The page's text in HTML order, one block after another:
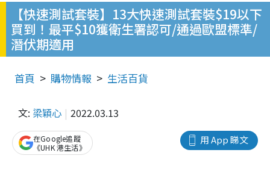
【快速測試套裝】13大快速測試套裝$19以下
買到！最平$10獲衛生署認可/通過歐盟標準/
潛伏期適用
首頁 購物情報 生活百貨
文: 梁穎心 2022.03.13
用 App 睇文
在Google追蹤
《UHK 港生活》